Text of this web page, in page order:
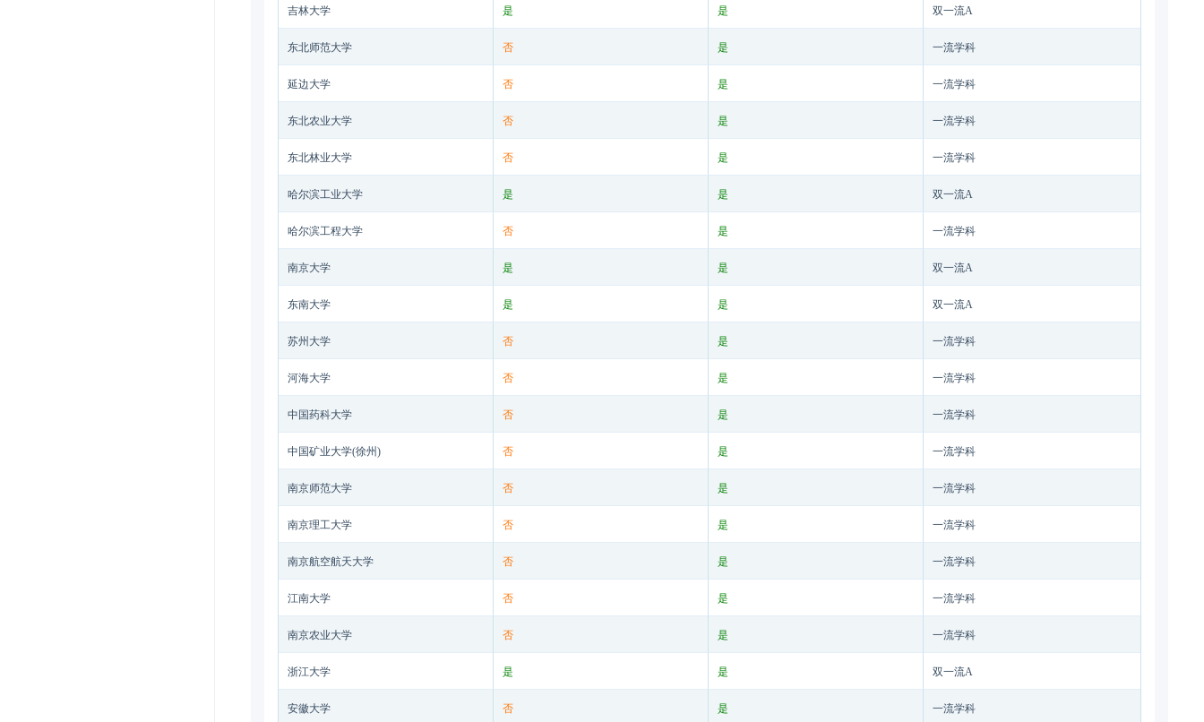
吉林大学 是 是 双一流A
东北师范大学 否 是 一流学科
延边大学 否 是 一流学科
东北农业大学 否 是 一流学科
东北林业大学 否 是 一流学科
哈尔滨工业大学 是 是 双一流A
哈尔滨工程大学 否 是 一流学科
南京大学 是 是 双一流A
东南大学 是 是 双一流A
苏州大学 否 是 一流学科
河海大学 否 是 一流学科
中国药科大学 否 是 一流学科
中国矿业大学(徐州) 否 是 一流学科
南京师范大学 否 是 一流学科
南京理工大学 否 是 一流学科
南京航空航天大学 否 是 一流学科
江南大学 否 是 一流学科
南京农业大学 否 是 一流学科
浙江大学 是 是 双一流A
安徽大学 否 是 一流学科